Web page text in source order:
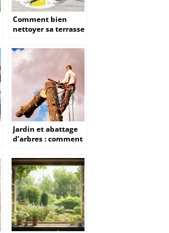
Comment bien
nettoyer sa terrasse
Jardin et abattage
d’arbres : comment